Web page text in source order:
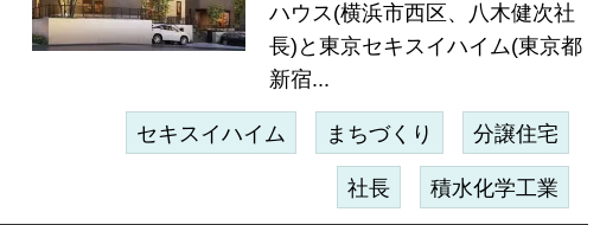
ハウス(横浜市西区、八木健次社
長)と東京セキスイハイム(東京都
新宿...
セキスイハイム まちづくり 分譲住宅
社長 積水化学工業